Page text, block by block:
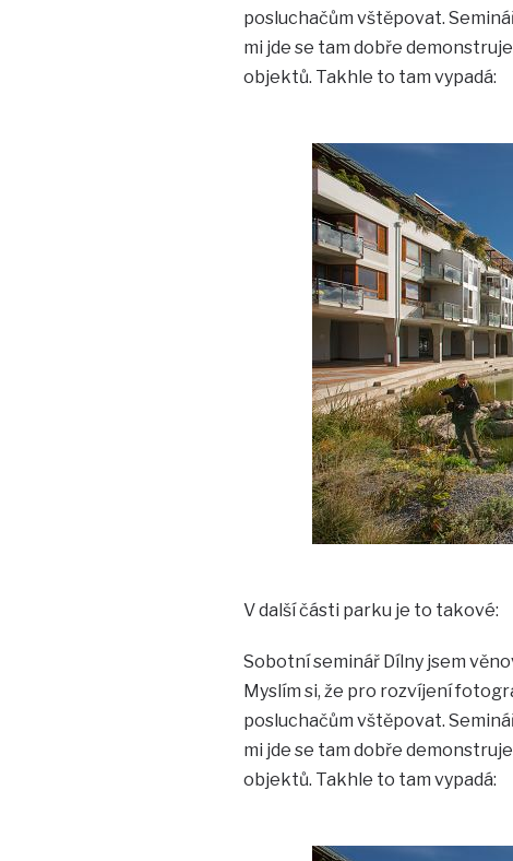
posluchačům vštěpovat.
mi jde se tam dobře
objektů. Takhle to tam vypadá:
V další části parku je to takové:
Sobotní seminář Dílny jsem
Myslím si, že pro rozvíjení
posluchačům vštěpovat.
mi jde se tam dobře
objektů. Takhle to tam vypadá: